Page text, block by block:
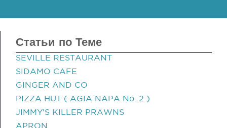
Статьи по Теме
SEVILLE RESTAURANT
SIDAMO CAFE
GINGER AND CO
PIZZA HUT ( AGIA NAPA No. 2 )
JIMMY'S KILLER PRAWNS
APRON